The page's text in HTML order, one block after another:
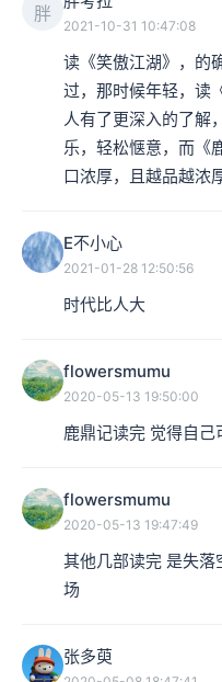
胖
2021-10-31 10:47:08
读《笑傲江湖》，的
过，那时候年轻，读
人有了更深入的了解
乐，轻松惬意，而《
口浓厚，且越品越浓
E不小心
2021-01-28 12:50:56
时代比人大
flowersmumu
2020-05-13 19:50:00
鹿鼎记读完 觉得自
flowersmumu
2020-05-13 19:47:49
其他几部读完 是失
场
张多萸